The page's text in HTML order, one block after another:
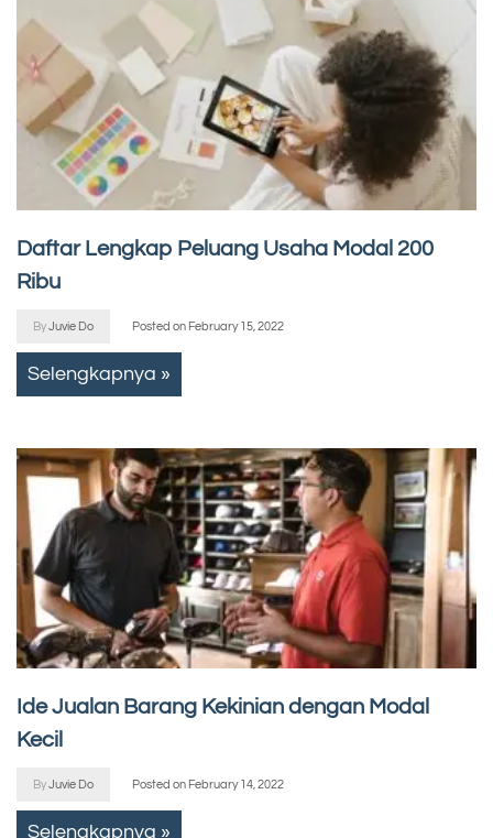
Daftar Lengkap Peluang Usaha Modal 200
Ribu
ByJuvie Do Posted on February 15, 2022
Selengkapnya »
Ide Jualan Barang Kekinian dengan Modal
Kecil
ByJuvie Do Posted on February 14, 2022
Selengkapnya »